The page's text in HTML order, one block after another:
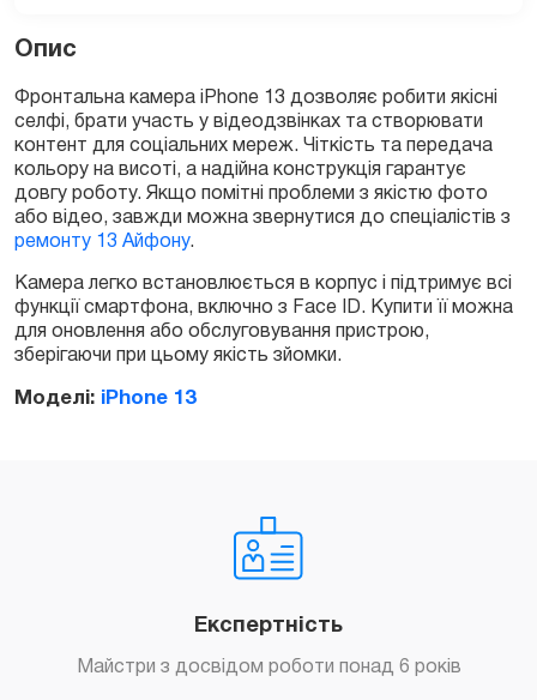
Замовити
Опис
Фронтальна камера iPhone 13 дозволяє робити якісні
селфі, брати участь у відеодзвінках та створювати
контент для соціальних мереж. Чіткість та передача
кольору на висоті, а надійна конструкція гарантує
довгу роботу. Якщо помітні проблеми з якістю фото
або відео, завжди можна звернутися до спеціалістів з
ремонту 13 Айфону.
Камера легко встановлюється в корпус і підтримує всі
функції смартфона, включно з Face ID. Купити її можна
для оновлення або обслуговування пристрою,
зберігаючи при цьому якість зйомки.
Моделі: iPhone 13
Експертність
Майстри з досвідом роботи понад 6 років